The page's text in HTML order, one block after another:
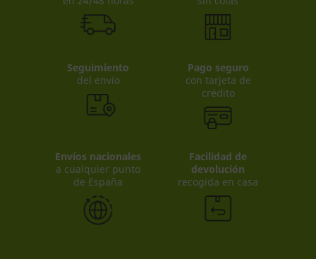
Seguimiento
del envío
Pago seguro
con tarjeta de
crédito
Envíos nacionales
a cualquier punto
de España
Facilidad de
devolución
recogida en casa